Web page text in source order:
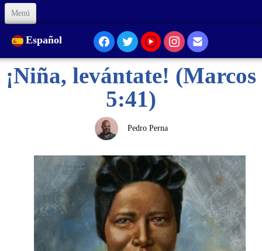
Menú
Inicio
Sobre Nosotros
Nuestra Presencia...
Enlaces
Apóyenos
Código de Ética
Español
¡Niña, levántate! (Marcos
5:41)
Pedro Perna